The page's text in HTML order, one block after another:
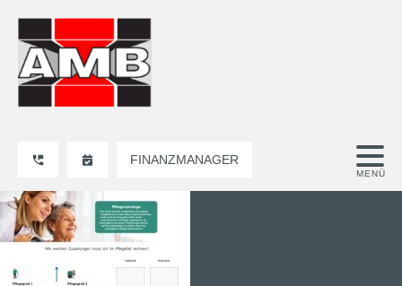
FINANZMANAGER